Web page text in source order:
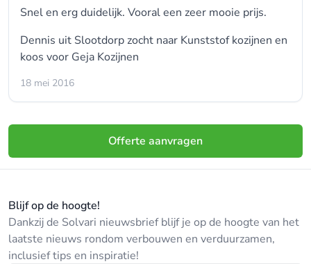
Snel en erg duidelijk. Vooral een zeer mooie prijs.
Dennis uit Slootdorp zocht naar Kunststof kozijnen en
koos voor Geja Kozijnen
18 mei 2016
Offerte aanvragen
Blijf op de hoogte!
Dankzij de Solvari nieuwsbrief blijf je op de hoogte van het
laatste nieuws rondom verbouwen en verduurzamen,
inclusief tips en inspiratie!